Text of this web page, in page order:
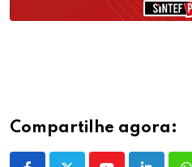
Compartilhe agora: